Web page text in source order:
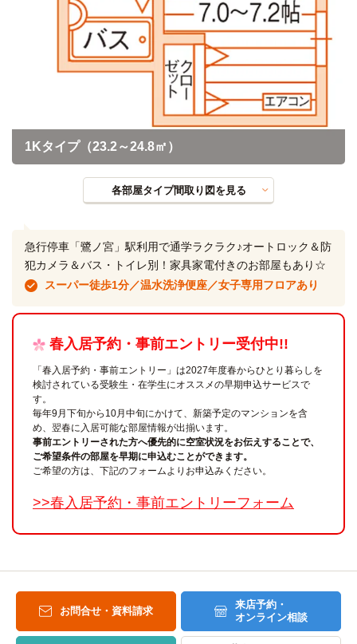
1Kタイプ（23.2～24.8㎡）
各部屋タイプ間取り図を見る
急行停車「鷺ノ宮」駅利用で通学ラクラク♪オートロック＆防
犯カメラ＆バス・トイレ別！家具家電付きのお部屋もあり☆
スーパー徒歩1分／温水洗浄便座／女子専用フロアあり
春入居予約・事前エントリー受付中!!
「春入居予約・事前エントリー」は2027年度春からひとり暮らしを
検討されている受験生・在学生にオススメの早期申込サービスで
す。
毎年9月下旬から10月中旬にかけて、新築予定のマンションを含
め、翌春に入居可能な部屋情報が出揃います。
事前エントリーされた方へ優先的に空室状況をお伝えすることで、
ご希望条件の部屋を早期に申込むことができます。
ご希望の方は、下記のフォームよりお申込みください。
>>春入居予約・事前エントリーフォーム
お問合せ・資料請求
来店予約・
オンライン相談